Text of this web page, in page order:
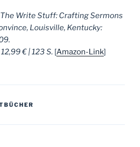
Write Stuff: Crafting Sermons
Louisville, Kentucky:
€ | 123 S. [Amazon-Link]